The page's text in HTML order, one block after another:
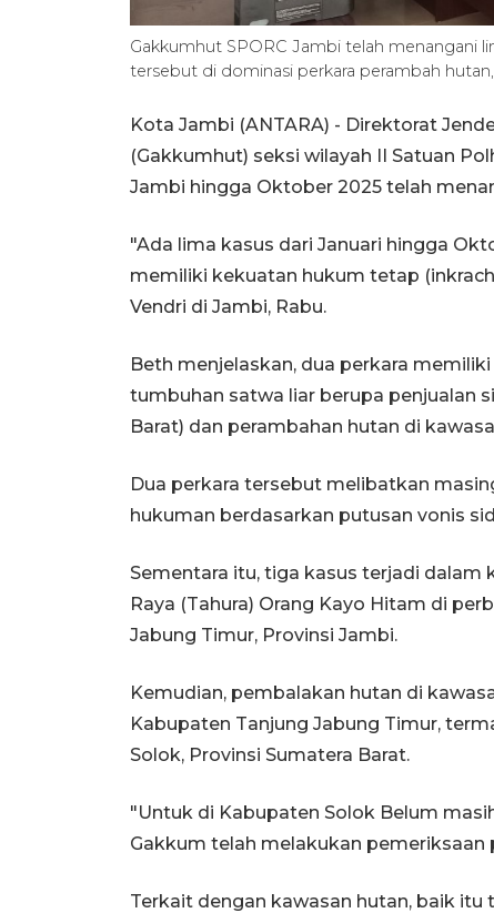
Gakkumhut SPORC Jambi telah menangani
tersebut di dominasi perkara perambah hutan,
Kota Jambi (ANTARA) - Direktorat
(Gakkumhut) seksi wilayah II Satuan
Jambi hingga Oktober 2025 telah
"Ada lima kasus dari Januari hingga
memiliki kekuatan hukum tetap
Vendri di Jambi, Rabu.
Beth menjelaskan, dua perkara
tumbuhan satwa liar berupa penjualan
Barat) dan perambahan hutan di
Dua perkara tersebut melibatkan
hukuman berdasarkan putusan vonis
Sementara itu, tiga kasus terjadi dalam
Raya (Tahura) Orang Kayo Hitam di
Jabung Timur, Provinsi Jambi.
Kemudian, pembalakan hutan di
Kabupaten Tanjung Jabung Timur,
Solok, Provinsi Sumatera Barat.
"Untuk di Kabupaten Solok Belum
Gakkum telah melakukan pemeriksaan
Terkait dengan kawasan hutan, baik